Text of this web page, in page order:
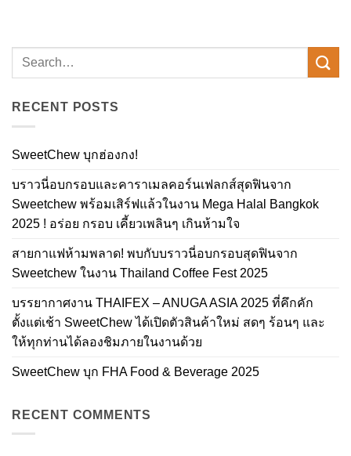
RECENT POSTS
SweetChew บุกฮ่องกง!
บราวนี่อบกรอบและคาราเมลคอร์นเฟลกส์สุดฟินจาก
Sweetchew พร้อมเสิร์ฟแล้วในงาน Mega Halal Bangkok
2025 ! อร่อย กรอบ เคี้ยวเพลินๆ เกินห้ามใจ
สายกาแฟห้ามพลาด! พบกับบราวนี่อบกรอบสุดฟินจาก
Sweetchew ในงาน Thailand Coffee Fest 2025
บรรยากาศงาน THAIFEX – ANUGA ASIA 2025 ที่คึกคัก
ตั้งแต่เช้า SweetChew ได้เปิดตัวสินค้าใหม่ สดๆ ร้อนๆ และ
ให้ทุกท่านได้ลองชิมภายในงานด้วย
SweetChew บุก FHA Food & Beverage 2025
RECENT COMMENTS